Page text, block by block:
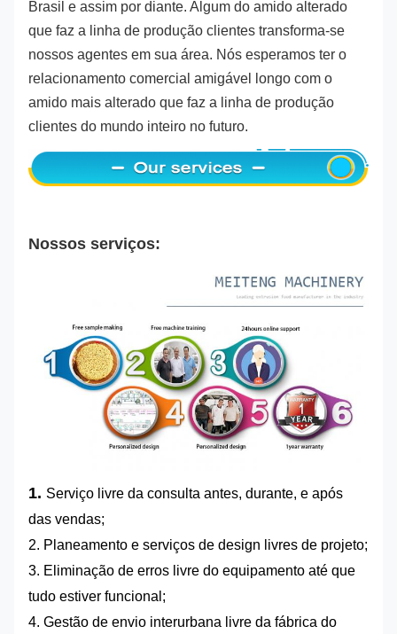
Brasil e assim por diante. Algum do amido alterado
que faz a linha de produção clientes transforma-se
nossos agentes em sua área. Nós esperamos ter o
relacionamento comercial amigável longo com o
amido mais alterado que faz a linha de produção
clientes do mundo inteiro no futuro.
Nossos serviços:
1. Serviço livre da consulta antes, durante, e após
das vendas;
2. Planeamento e serviços de design livres de projeto;
3. Eliminação de erros livre do equipamento até que
tudo estiver funcional;
4. Gestão de envio interurbana livre da fábrica do